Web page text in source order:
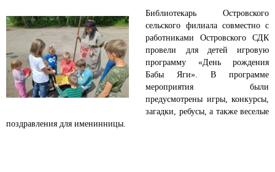
Библиотекарь Островского
сельского филиала совместно с
работниками Островского СДК
провели для детей игровую
программу «День рождения
Бабы Яги».В программе
мероприятия были
предусмотрены игры, конкурсы,
загадки, ребусы, а также веселые
поздравления для именинницы.